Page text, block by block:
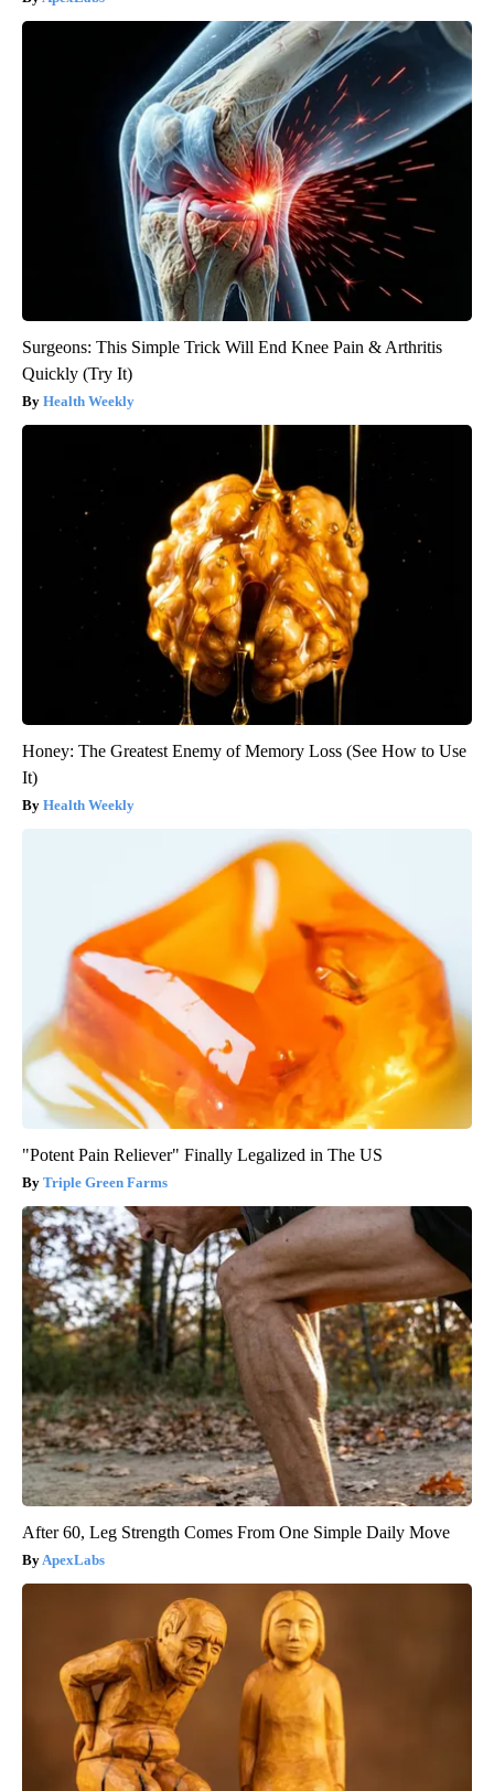
Surgeons: This Simple Trick Will End Knee Pain & Arthritis
Quickly (Try It)
Health Weekly
Honey: The Greatest Enemy of Memory Loss (See How to Use
It)
Health Weekly
"Potent Pain Reliever" Finally Legalized in The US
Triple Green Farms
After 60, Leg Strength Comes From One Simple Daily Move
ApexLabs